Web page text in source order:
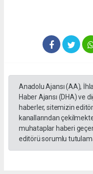
Anadolu Ajansı (AA),
Haber Ajansı (DHA) ve
haberler, sitemizin
kanallarından
muhataplar haberi
editörü sorumlu